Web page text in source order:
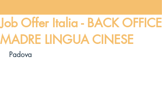
Job Offer Italia - BACK OFFICE
MADRE LINGUA CINESE
Padova